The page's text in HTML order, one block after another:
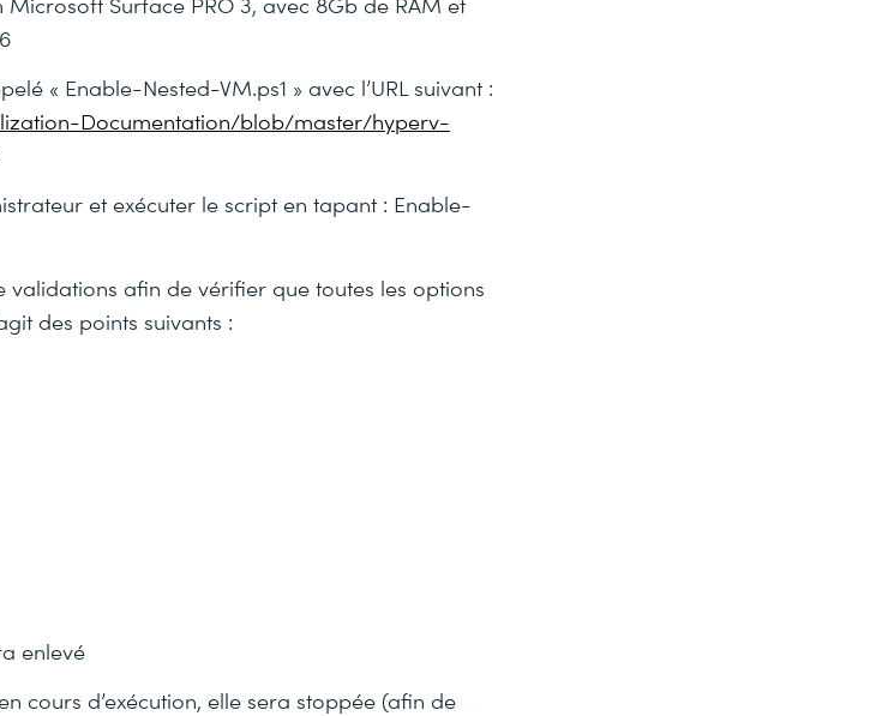
« Enable-Nested-VM.ps1 » avec l’URL suivant :
Documentation/blob/master/hyperv-
et exécuter le script en tapant : Enable-
afin de vérifier que toutes les options
des points suivants :
enlevé
cours d’exécution, elle sera stoppée (afin de